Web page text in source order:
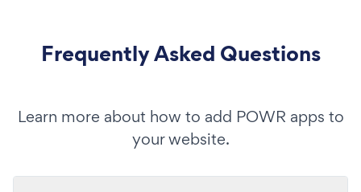
Frequently Asked Questions
Learn more about how to add POWR apps to
your website.